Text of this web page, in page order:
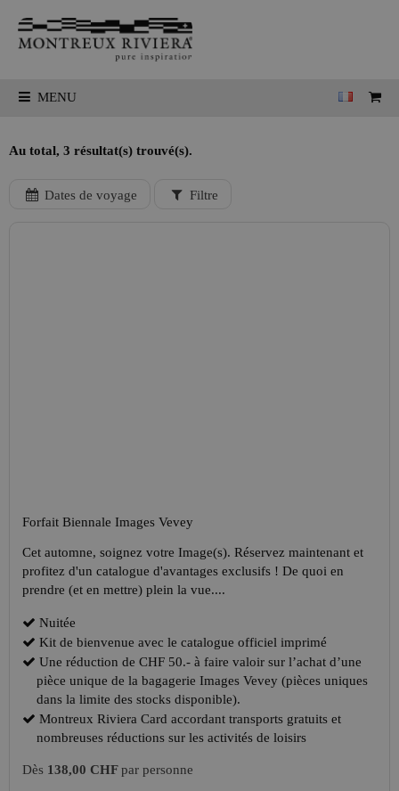
MENU
Au total, 3 résultat(s) trouvé(s).
Dates de voyage Filtre
Forfait Biennale Images Vevey
Cet automne, soignez votre Image(s). Réservez maintenant et
profitez d'un catalogue d'avantages exclusifs ! De quoi en
prendre (et en mettre) plein la vue....
Nuitée
Kit de bienvenue avec le catalogue officiel imprimé
Une réduction de CHF 50.- à faire valoir sur l’achat d’une
pièce unique de la bagagerie Images Vevey (pièces uniques
dans la limite des stocks disponible).
Montreux Riviera Card accordant transports gratuits et
nombreuses réductions sur les activités de loisirs
Dès 138,00 CHF par personne